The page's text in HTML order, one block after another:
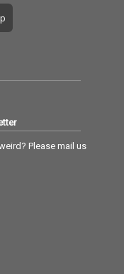
Please mail us